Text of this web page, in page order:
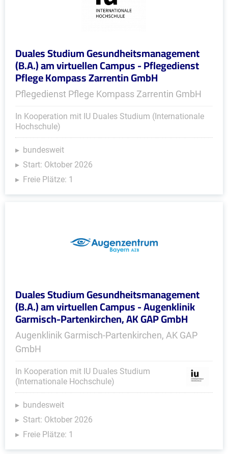
Duales Studium Gesundheitsmanagement
(B.A.) am virtuellen Campus - Pflegedienst
Pflege Kompass Zarrentin GmbH
Pflegedienst Pflege Kompass Zarrentin GmbH
In Kooperation mit IU Duales Studium (Internationale
Hochschule)
bundesweit
Start: Oktober 2026
Freie Plätze: 1
Duales Studium Gesundheitsmanagement
(B.A.) am virtuellen Campus - Augenklinik
Garmisch-Partenkirchen, AK GAP GmbH
Augenklinik Garmisch-Partenkirchen, AK GAP
GmbH
In Kooperation mit IU Duales Studium
(Internationale Hochschule)
bundesweit
Start: Oktober 2026
Freie Plätze: 1